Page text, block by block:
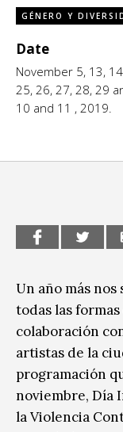
CCE en el
Espacio
Exposiciones
Formación
Género y
Música
GÉNERO Y
Date
November 5, 13,
25, 26, 27, 28, 29
10 and 11 , 2019.
Un año más
todas las
colaboración
artistas de la
programación
noviembre, Día
la Violencia